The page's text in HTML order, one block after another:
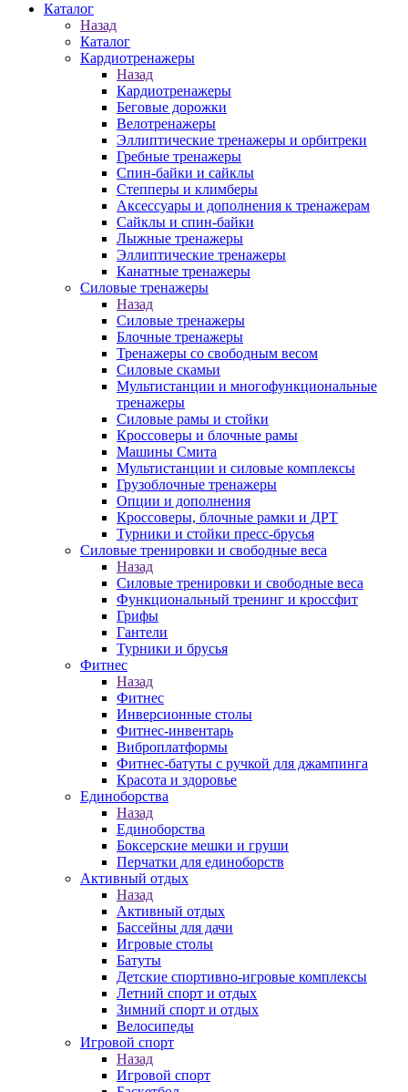
Каталог
Назад
Каталог
Кардиотренажеры
Назад
Кардиотренажеры
Беговые дорожки
Велотренажеры
Эллиптические тренажеры и орбитреки
Гребные тренажеры
Спин-байки и сайклы
Степперы и климберы
Аксессуары и дополнения к тренажерам
Сайклы и спин-байки
Лыжные тренажеры
Эллиптические тренажеры
Канатные тренажеры
Силовые тренажеры
Назад
Силовые тренажеры
Блочные тренажеры
Тренажеры со свободным весом
Силовые скамьи
Мультистанции и многофункциональные
тренажеры
Силовые рамы и стойки
Кроссоверы и блочные рамы
Машины Смита
Мультистанции и силовые комплексы
Грузоблочные тренажеры
Опции и дополнения
Кроссоверы, блочные рамки и ДРТ
Турники и стойки пресс-брусья
Силовые тренировки и свободные веса
Назад
Силовые тренировки и свободные веса
Функциональный тренинг и кроссфит
Грифы
Гантели
Турники и брусья
Фитнес
Назад
Фитнес
Инверсионные столы
Фитнес-инвентарь
Виброплатформы
Фитнес-батуты с ручкой для джампинга
Красота и здоровье
Единоборства
Назад
Единоборства
Боксерские мешки и груши
Перчатки для единоборств
Активный отдых
Назад
Активный отдых
Бассейны для дачи
Игровые столы
Батуты
Детские спортивно-игровые комплексы
Летний спорт и отдых
Зимний спорт и отдых
Велосипеды
Игровой спорт
Назад
Игровой спорт